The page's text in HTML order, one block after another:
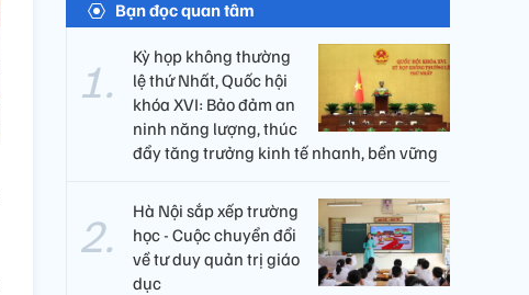
Bạn đọc quan tâm
Kỳ họp không thường
lệ thứ Nhất, Quốc hội
khóa XVI: Bảo đảm an
ninh năng lượng, thúc
đẩy tăng trưởng kinh tế nhanh, bền vững
Hà Nội sắp xếp trường
học - Cuộc chuyển đổi
về tư duy quản trị giáo
dục